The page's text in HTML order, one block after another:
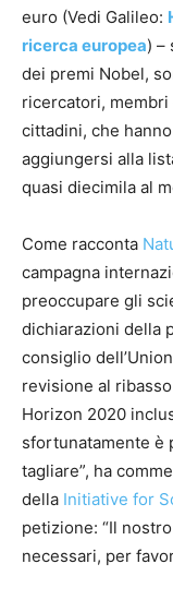
euro (Vedi Galileo:
ricerca europea) –
dei premi Nobel,
ricercatori,
cittadini, che
aggiungersi alla
quasi diecimila al
Come racconta
campagna
preoccupare gli
dichiarazioni della
consiglio
revisione al
Horizon 2020
sfortunatamente è
tagliare”, ha
della Initiative for
petizione: “Il
necessari, per